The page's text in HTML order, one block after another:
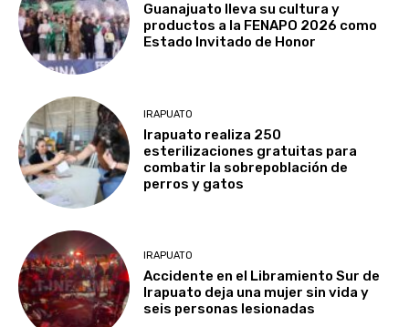
Guanajuato lleva su cultura y
productos a la FENAPO 2026 como
Estado Invitado de Honor
IRAPUATO
Irapuato realiza 250
esterilizaciones gratuitas para
combatir la sobrepoblación de
perros y gatos
IRAPUATO
Accidente en el Libramiento Sur de
Irapuato deja una mujer sin vida y
seis personas lesionadas